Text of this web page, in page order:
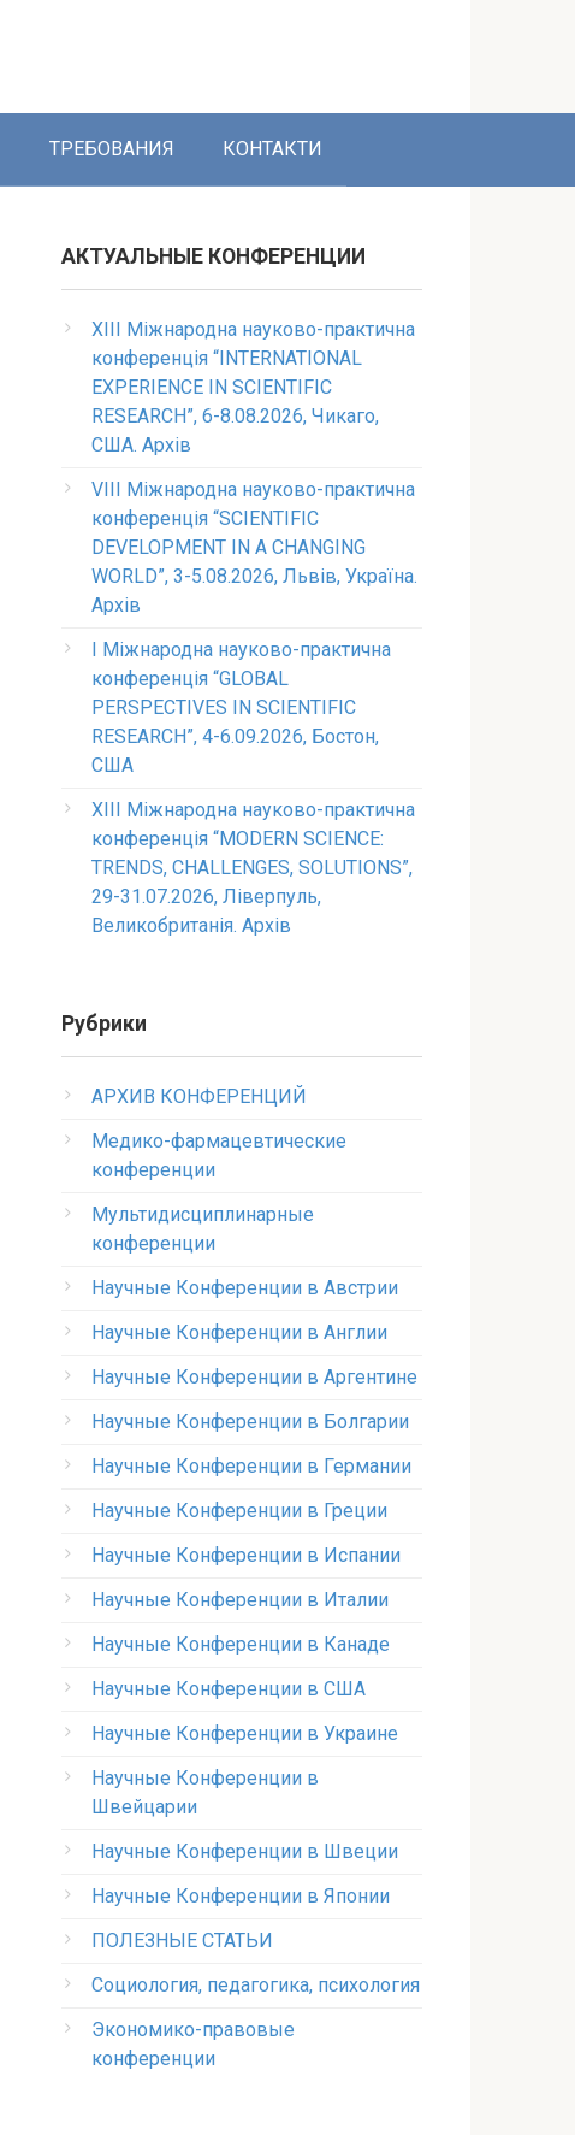
ТРЕБОВАНИЯ КОНТАКТИ
АКТУАЛЬНЫЕ КОНФЕРЕНЦИИ
XIII Міжнародна науково-практична
конференція “INTERNATIONAL
EXPERIENCE IN SCIENTIFIC
RESEARCH”, 6-8.08.2026, Чикаго,
США. Архів
VIII Міжнародна науково-практична
конференція “SCIENTIFIC
DEVELOPMENT IN A CHANGING
WORLD”, 3-5.08.2026, Львів, Україна.
Архів
I Міжнародна науково-практична
конференція “GLOBAL
PERSPECTIVES IN SCIENTIFIC
RESEARCH”, 4-6.09.2026, Бостон,
США
XIII Міжнародна науково-практична
конференція “MODERN SCIENCE:
TRENDS, CHALLENGES, SOLUTIONS”,
29-31.07.2026, Ліверпуль,
Великобританія. Архів
Рубрики
АРХИВ КОНФЕРЕНЦИЙ
Медико-фармацевтические
конференции
Мультидисциплинарные
конференции
Научные Конференции в Австрии
Научные Конференции в Англии
Научные Конференции в Аргентине
Научные Конференции в Болгарии
Научные Конференции в Германии
Научные Конференции в Греции
Научные Конференции в Испании
Научные Конференции в Италии
Научные Конференции в Канаде
Научные Конференции в США
Научные Конференции в Украине
Научные Конференции в
Швейцарии
Научные Конференции в Швеции
Научные Конференции в Японии
ПОЛЕЗНЫЕ СТАТЬИ
Социология, педагогика, психология
Экономико-правовые
конференции